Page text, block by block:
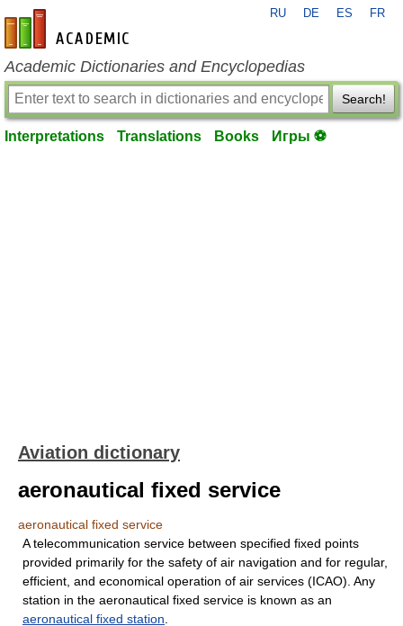
en-academic.com
RU DE ES FR
Academic Dictionaries and Encyclopedias
Search!
Interpretations Translations Books Игры ⚽
Aviation dictionary
aeronautical fixed service
aeronautical fixed service
A telecommunication service between specified fixed points
provided primarily for the safety of air navigation and for regular,
efficient, and economical operation of air services (ICAO). Any
station in the aeronautical fixed service is known as an
aeronautical fixed station